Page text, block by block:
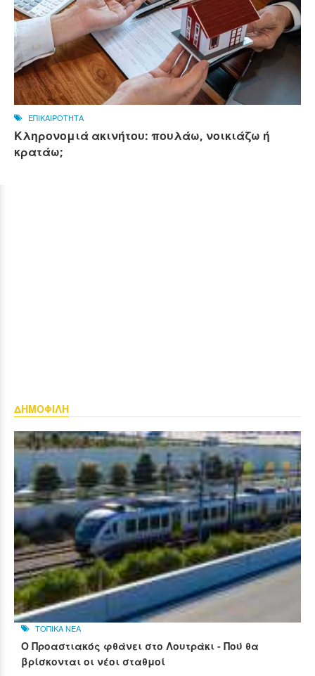
ΕΠΙΚΑΙΡΟΤΗΤΑ
Κληρονομιά ακινήτου: πουλάω, νοικιάζω ή
κρατάω;
ΔΗΜΟΦΙΛΗ
ΤΟΠΙΚΑ ΝΕΑ
Ο Προαστιακός φθάνει στο Λουτράκι - Πού θα
βρίσκονται οι νέοι σταθμοί